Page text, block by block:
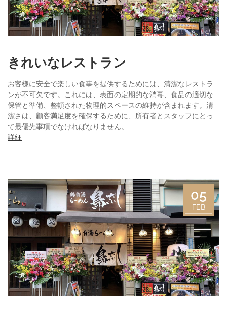
きれいなレストラン
お客様に安全で楽しい食事を提供するためには、清潔なレストラ
ンが不可欠です。これには、表面の定期的な消毒、食品の適切な
保管と準備、整頓された物理的スペースの維持が含まれます。清
潔さは、顧客満足度を確保するために、所有者とスタッフにとっ
て最優先事項でなければなりません。
詳細
05
FEB